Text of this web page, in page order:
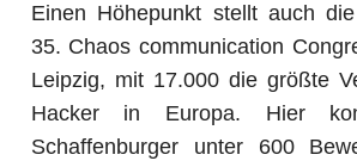
Einen Höhepunkt stellt auch
35. Chaos communication
Leipzig, mit 17.000 die größte
Hacker in Europa. Hier
Schaffenburger unter 600